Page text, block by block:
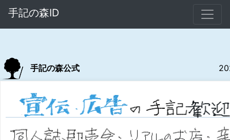
手記の森ID
手記の森公式